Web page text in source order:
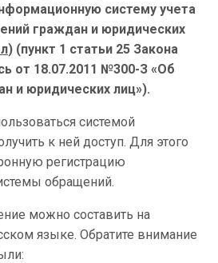
систему учета
граждан и юридических
) (пункт 1 статьи 25 Закона
от 18.07.2011 №300-З «Об
и юридических лиц»).
системой
к ней доступ. Для этого
регистрацию
обращений.
можно составить на
языке. Обратите внимание